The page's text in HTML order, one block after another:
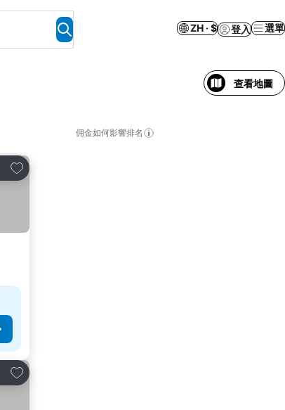
ZH · $ 登入 選單
查看地圖
佣金如何影響排名
放到收藏夾
放到收藏夾